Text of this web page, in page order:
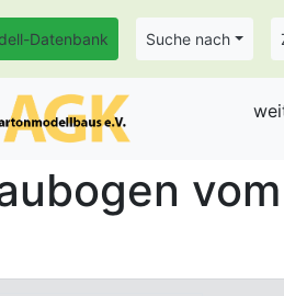
Datenbank Suche nach